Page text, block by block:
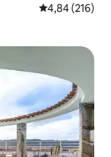
4,84 de uma
4,84 (216)